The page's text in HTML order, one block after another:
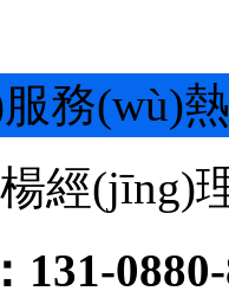
務(wù)
楊經(jīng)
131-